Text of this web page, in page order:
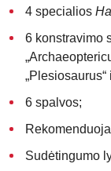
4 specialios
6 konstravimo
„Plesiosaurus“
6 spalvos;
Sudėtingumo